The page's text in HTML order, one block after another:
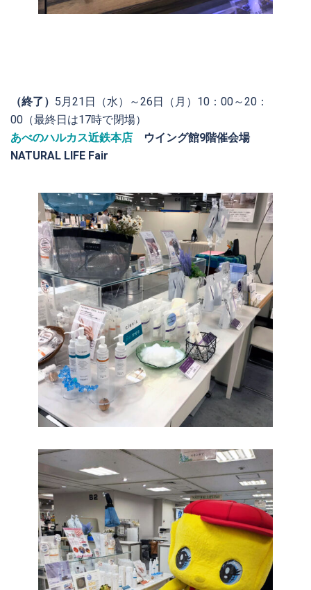
（終了） 5月21日（水）～26日（月）10：00～20：
00（最終日は17時で閉場）
あべのハルカス近鉄本店 ウイング館9階催会場
NATURAL LIFE Fair